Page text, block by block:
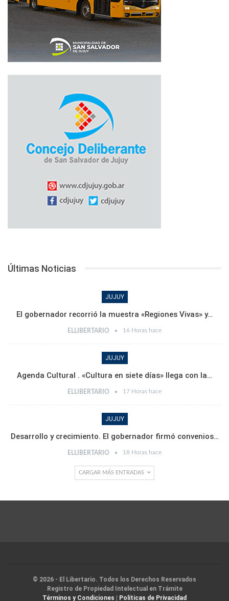
Últimas Noticias
JUJUY
El gobernador recorrió la muestra «Regiones Vivas» y…
ELLIBERTARIO 16 Horas hace
JUJUY
Agenda Cultural . «Cultura en siete días» llega con la…
ELLIBERTARIO 17 Horas hace
JUJUY
Desarrollo y crecimiento. El gobernador firmó convenios…
ELLIBERTARIO 18 Horas hace
CARGAR MÁS ENTRADAS
© 2026 - El Libertario. Todos los Derechos Reservados
Registro de Propiedad Intelectual en Trámite
Términos y Condiciones | Políticas de Privacidad